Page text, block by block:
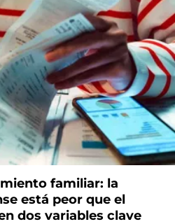
familiar: la
está peor que el
dos variables clave